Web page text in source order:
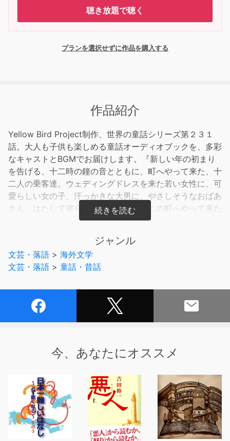
聴き放題で聴く
プランを選択せずに作品を購入する
作品紹介
Yellow Bird Project制作、世界の童話シリーズ第２３１
話。大人も子供も楽しめる童話オーディオブックを、多彩
なキャストとBGMでお届けします。『新しい年の初まり
を告げる、十二時の鐘の音とともに、町へやって来た、十
二人の乗客達。ウェディングドレスを来た若い女性に、可
愛らしい女の子、汗っかきな大男に、やさしそうなおばあ
さん。はたして彼らは、一体何をしにこの町へやって来た
ジャンル
文芸・落語 > 海外文学
文芸・落語 > 童話・昔話
今、あなたにオススメ